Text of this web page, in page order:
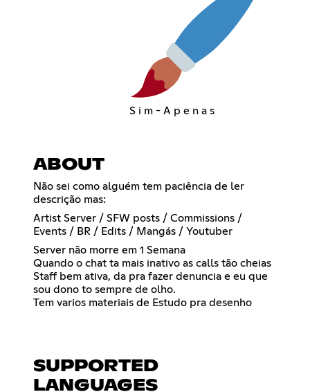
S i m - A p e n a s
ABOUT
Não sei como alguém tem paciência de ler
descrição mas:
Artist Server / SFW posts / Commissions /
Events / BR / Edits / Mangás / Youtuber
Server não morre em 1 Semana
Quando o chat ta mais inativo as calls tão cheias
Staff bem ativa, da pra fazer denuncia e eu que
sou dono to sempre de olho.
Tem varios materiais de Estudo pra desenho
SUPPORTED
LANGUAGES